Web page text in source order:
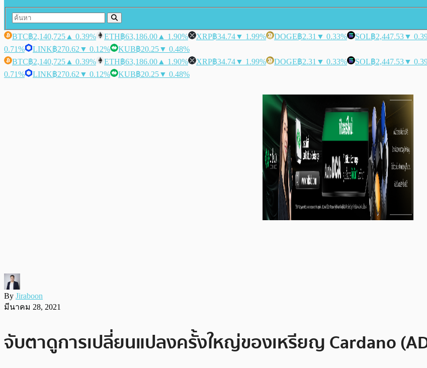
BTC฿2,140,725 ▲ 0.39% ETH฿63,186.00 ▲ 1.90% XRP฿34.74▼ 1.99% DOGE฿2.31 ▼ 0.33% SOL฿2,447.53▼
0.71%
LINK฿270.62 ▼ 0.12% KUB฿20.25▼ 0.48%
BTC฿2,140,725 ▲ 0.39% ETH฿63,186.00 ▲ 1.90% XRP฿34.74▼ 1.99% DOGE฿2.31 ▼ 0.33% SOL฿2,447.53▼
0.71%
LINK฿270.62 ▼ 0.12% KUB฿20.25▼ 0.48%
By Jiraboon
มีนาคม 28, 2021
จับตาดูการเปลี่ยนแปลงครั้งใหญ่ของเหรียญ Cardano